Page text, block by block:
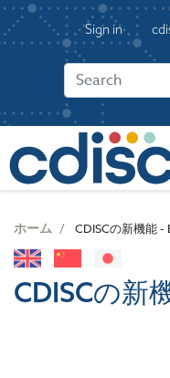
S
k
o
Sign in
ホーム CDISCの新機能 -
CDISCの新